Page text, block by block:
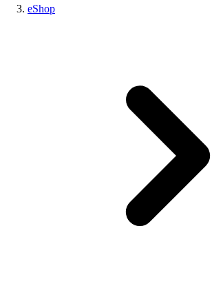
eShop